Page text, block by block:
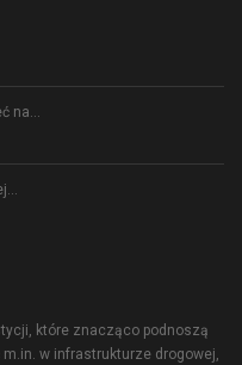
na…
które znacząco podnoszą
w infrastrukturze drogowej,